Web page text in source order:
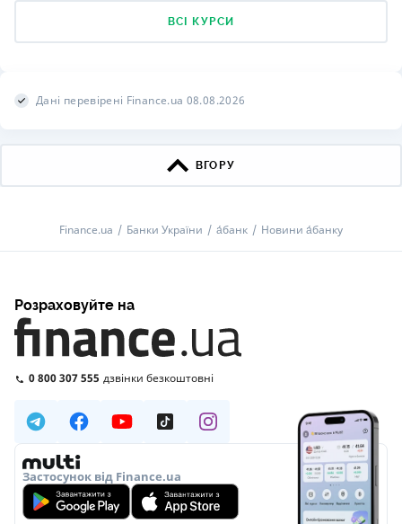
ВСІ КУРСИ
Дані перевірені Finance.ua 08.08.2026
ВГОРУ
Finance.ua Банки України а́банк Новини а́банку
Розраховуйте на
0 800 307 555 дзвінки безкоштовні
Застосунок від Finance.ua